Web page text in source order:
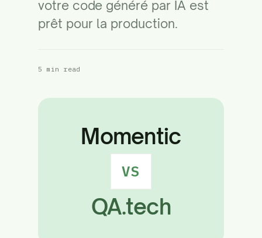
votre code généré par IA est
prêt pour la production.
5 min read
Momentic
VS
QA.tech